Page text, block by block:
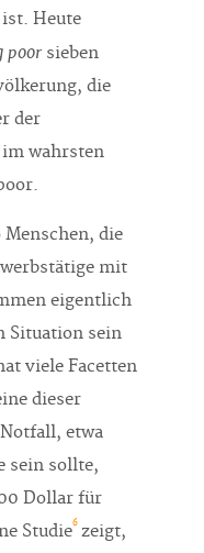
Heute
poorsieben
die
der
wahrsten
die
mit
eigentlich
Situation sein
viele Facetten
dieser
etwa
sein sollte,
Dollar für
Studie6 zeigt,